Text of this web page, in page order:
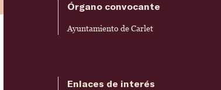
Órgano convocante
Ayuntamiento de Carlet
Enlaces de interés